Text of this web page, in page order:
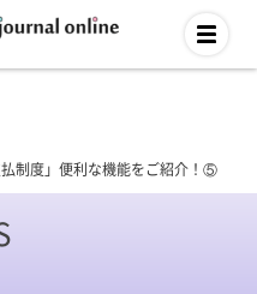
払制度」便利な機能をご紹介！⑤